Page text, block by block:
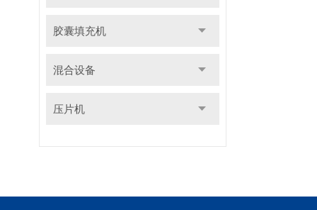
胶囊填充机
混合设备
压片机